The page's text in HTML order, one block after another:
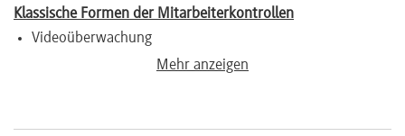
Klassische Formen der Mitarbeiterkontrollen
Videoüberwachung
Tor- und TaschenkontrollenMehr anzeigen